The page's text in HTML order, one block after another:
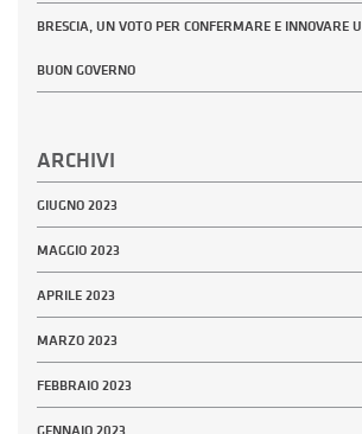
BRESCIA, UN VOTO PER CONFERMARE E INNOVARE
BUON GOVERNO
ARCHIVI
GIUGNO 2023
MAGGIO 2023
APRILE 2023
MARZO 2023
FEBBRAIO 2023